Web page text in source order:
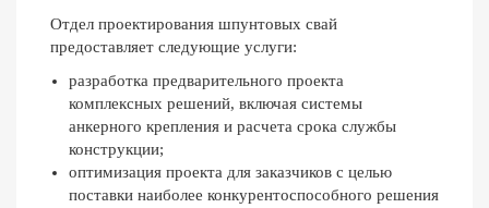
Отдел проектирования шпунтовых свай
предоставляет следующие услуги:
разработка предварительного проекта
комплексных решений, включая системы
анкерного крепления и расчета срока службы
конструкции;
оптимизация проекта для заказчиков с целью
поставки наиболее конкурентоспособного решения